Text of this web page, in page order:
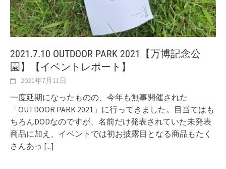
2021.7.10 OUTDOOR PARK 2021【万博記念公
園】【イベントレポート】
2021年7月11日
一度延期になったものの、今年も無事開催された
「OUTDOOR PARK 2021」に行ってきました。目当てはも
ちろんDODなのですが、名前だけ発表されていた未発表
商品に加え、イベントでは初お披露目となる商品もたく
さんあっ [...]